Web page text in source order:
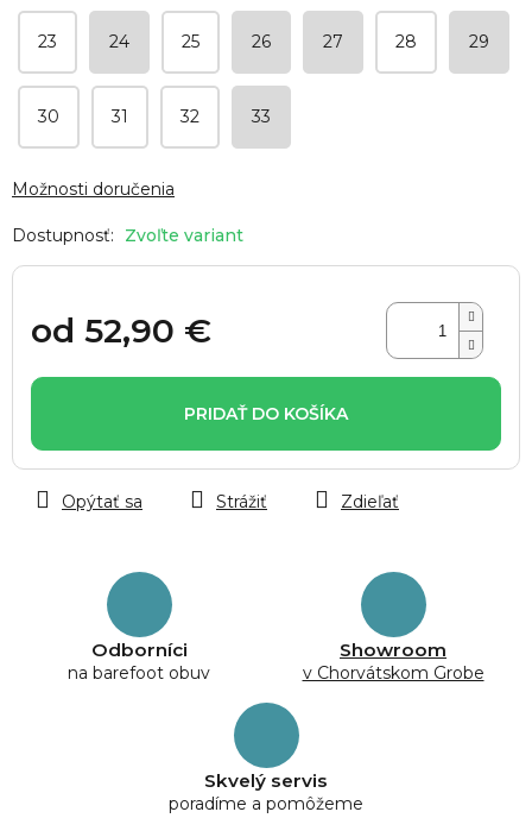
Zvoľte variant
23 24 25 26 27 28 29
30 31 32 33
Možnosti doručenia
od 52,90 €
cena:
PRIDAŤ DO KOŠÍKA
Odborníci
na barefoot obuv
Showroom
v Chorvátskom Grobe
Skvelý servis
poradíme a pomôžeme
Opýtať sa Strážiť Zdieľať